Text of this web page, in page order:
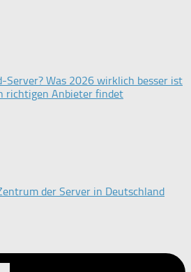
Server? Was 2026 wirklich besser ist
richtigen Anbieter findet
der Server in Deutschland